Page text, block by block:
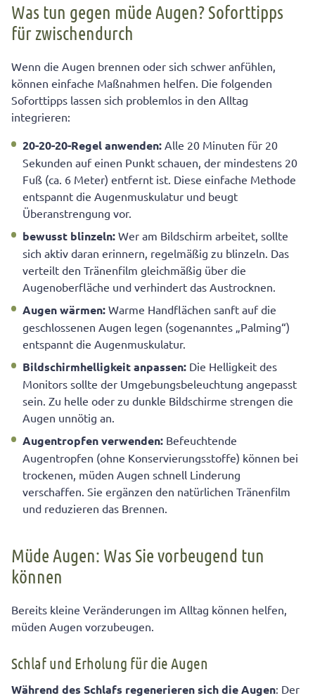
Was tun gegen müde Augen? Soforttipps
für zwischendurch
Wenn die Augen brennen oder sich schwer anfühlen,
können einfache Maßnahmen helfen. Die folgenden
Soforttipps lassen sich problemlos in den Alltag
integrieren:
20-20-20-Regel anwenden: Alle 20 Minuten für 20
Sekunden auf einen Punkt schauen, der mindestens 20
Fuß (ca. 6 Meter) entfernt ist. Diese einfache Methode
entspannt die Augenmuskulatur und beugt
Überanstrengung vor.
bewusst blinzeln: Wer am Bildschirm arbeitet, sollte
sich aktiv daran erinnern, regelmäßig zu blinzeln. Das
verteilt den Tränenfilm gleichmäßig über die
Augenoberfläche und verhindert das Austrocknen.
Augen wärmen: Warme Handflächen sanft auf die
geschlossenen Augen legen (sogenanntes „Palming“)
entspannt die Augenmuskulatur.
Bildschirmhelligkeit anpassen: Die Helligkeit des
Monitors sollte der Umgebungsbeleuchtung angepasst
sein. Zu helle oder zu dunkle Bildschirme strengen die
Augen unnötig an.
Augentropfen verwenden: Befeuchtende
Augentropfen (ohne Konservierungsstoffe) können bei
trockenen, müden Augen schnell Linderung
verschaffen. Sie ergänzen den natürlichen Tränenfilm
und reduzieren das Brennen.
Müde Augen: Was Sie vorbeugend tun
können
Bereits kleine Veränderungen im Alltag können helfen,
müden Augen vorzubeugen.
Schlaf und Erholung für die Augen
Während des Schlafs regenerieren sich die Augen: Der